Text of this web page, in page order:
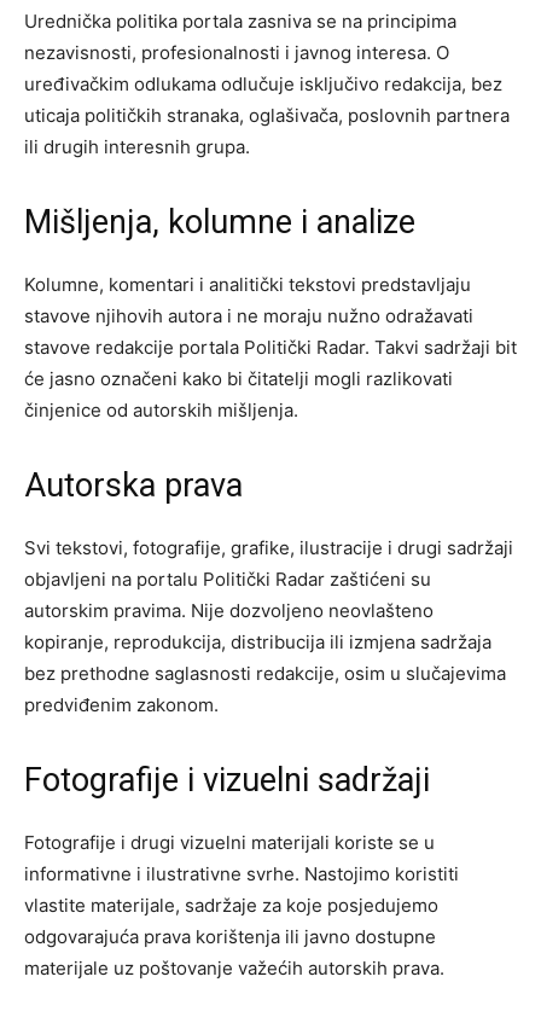
Urednička politika portala zasniva se na principima
nezavisnosti, profesionalnosti i javnog interesa. O
uređivačkim odlukama odlučuje isključivo redakcija, bez
uticaja političkih stranaka, oglašivača, poslovnih partnera
ili drugih interesnih grupa.
Mišljenja, kolumne i analize
Kolumne, komentari i analitički tekstovi predstavljaju
stavove njihovih autora i ne moraju nužno odražavati
stavove redakcije portala Politički Radar. Takvi sadržaji bit
će jasno označeni kako bi čitatelji mogli razlikovati
činjenice od autorskih mišljenja.
Autorska prava
Svi tekstovi, fotografije, grafike, ilustracije i drugi sadržaji
objavljeni na portalu Politički Radar zaštićeni su
autorskim pravima. Nije dozvoljeno neovlašteno
kopiranje, reprodukcija, distribucija ili izmjena sadržaja
bez prethodne saglasnosti redakcije, osim u slučajevima
predviđenim zakonom.
Fotografije i vizuelni sadržaji
Fotografije i drugi vizuelni materijali koriste se u
informativne i ilustrativne svrhe. Nastojimo koristiti
vlastite materijale, sadržaje za koje posjedujemo
odgovarajuća prava korištenja ili javno dostupne
materijale uz poštovanje važećih autorskih prava.